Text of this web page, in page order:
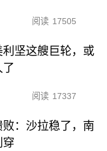
阅读 17505
利坚这艘巨轮，或
阅读 17337
：沙拉稳了，南
穿